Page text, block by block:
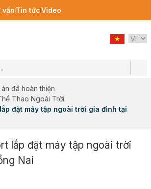
vấn Tin tứcVideo
đã hoàn thiện
Thao Ngoài Trời
đặt máy tập ngoài trời gia đình tại
lắp đặt máy tập ngoài trời
Nai